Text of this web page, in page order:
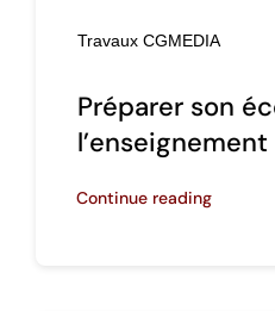
Travaux CGMEDIA
Préparer son
Continue reading